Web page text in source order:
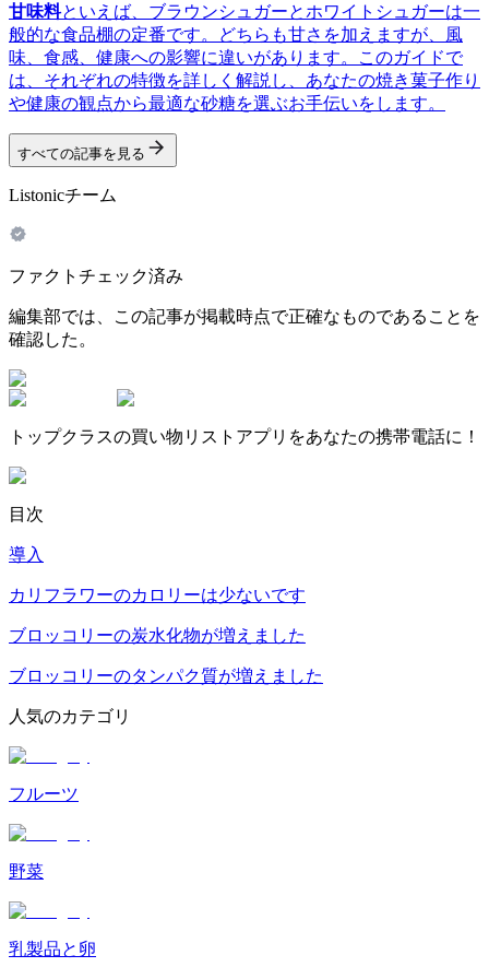
甘味料といえば、ブラウンシュガーとホワイトシュガーは一
般的な食品棚の定番です。どちらも甘さを加えますが、風
味、食感、健康への影響に違いがあります。このガイドで
は、それぞれの特徴を詳しく解説し、あなたの焼き菓子作り
や健康の観点から最適な砂糖を選ぶお手伝いをします。
すべての記事を見る
Listonicチーム
ファクトチェック済み
編集部では、この記事が掲載時点で正確なものであることを
確認した。
トップクラスの買い物リストアプリをあなたの携帯電話に！
目次
導入
カリフラワーのカロリーは少ないです
ブロッコリーの炭水化物が増えました
ブロッコリーのタンパク質が増えました
人気のカテゴリ
フルーツ
野菜
乳製品と卵